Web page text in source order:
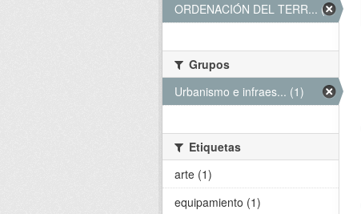
ORDENACIÓN DEL TERR... (1)
Grupos
Urbanismo e infraes... (1)
Etiquetas
arte (1)
equipamiento (1)